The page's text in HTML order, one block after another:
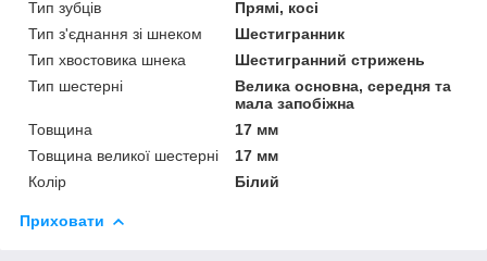
Тип зубців
Прямі, косі
Тип з'єднання зі шнеком
Шестигранник
Тип хвостовика шнека
Шестигранний стрижень
Тип шестерні
Велика основна, середня та
мала запобіжна
Товщина
17 мм
Товщина великої шестерні
17 мм
Колір
Білий
Приховати